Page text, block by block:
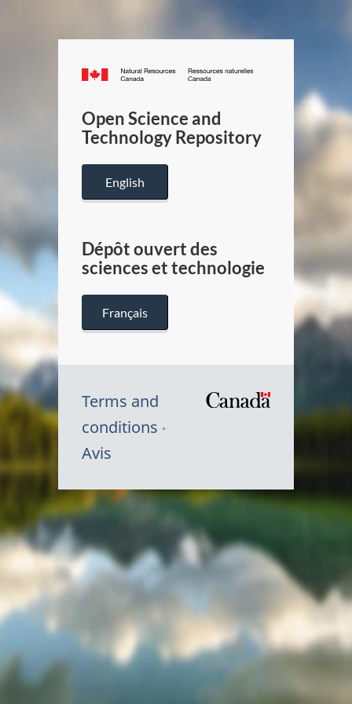
Canada.ca
/
Canada
Open Science and
Technology Repository
English
Dépôt ouvert des
sciences et technologie
Français
Terms and
conditions
Avis
Symbole
du